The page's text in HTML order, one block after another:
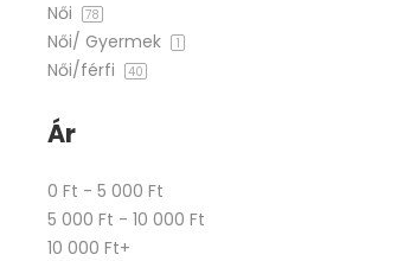
Női 78
Női/ Gyermek 1
Női/férfi 40
Ár
0 Ft - 5 000 Ft
5 000 Ft - 10 000 Ft
10 000 Ft+